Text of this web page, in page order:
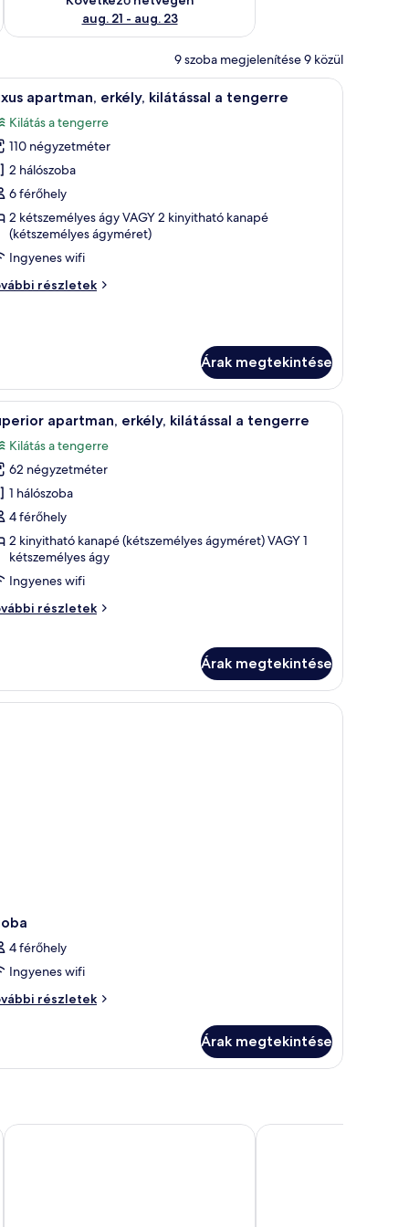
aug. 21 - aug. 23
9 szoba megjelenítése 9 közül
keresztül láthatók.kanapé, televízió található, és kilátás nyílik a tengerre.
Egy modern nappali étkezővel, nagy
13 apartman, erkély, kilátással a tengerre
Kilátás a tengerre
110 négyzetméter
2 hálószoba
6 férőhely
2 kétszemélyes ágy VAGY 2 kinyitható kanapé
(kétszemélyes ágyméret)
Ingyenes wifi
részletek
Árak megtekintése
és egy függönnyel ellátott ablakkal.
ágy, egy íróasztal, egy szék, egy televízió és egy függönnyel ellátott
Egy szállodai szoba, amelyben kanapé,
9 apartman, erkély, kilátással a tengerre
Kilátás a tengerre
62 négyzetméter
1 hálószoba
4 férőhely
2 kinyitható kanapé (kétszemélyes ágyméret) VAGY 1
kétszemélyes ágy
Ingyenes wifi
részletek
Árak megtekintése
és egy függönnyel ellátott ablak található.
íróasztallal és kilátással a tengerre.
4 férőhely
Ingyenes wifi
részletek
Árak megtekintése
Valamar Villa Adria Hotel Park Punat